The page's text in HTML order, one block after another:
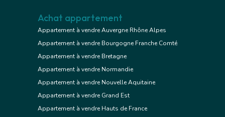
Achat appartement
Appartement à vendre Auvergne Rhône Alpes
Appartement à vendre Bourgogne Franche Comté
Appartement à vendre Bretagne
Appartement à vendre Normandie
Appartement à vendre Nouvelle Aquitaine
Appartement à vendre Grand Est
Appartement à vendre Hauts de France